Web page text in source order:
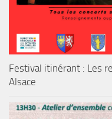
Festival itinérant : Les
Alsace